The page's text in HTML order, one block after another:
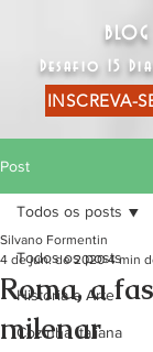
Desafio 15
INSCREVA-
Post
Todos os posts
História e Arte
Cozinha Italiana
Todos os posts
Roma, a
milenar
Silvano Formentin
4 de jun. de 2020 4 min